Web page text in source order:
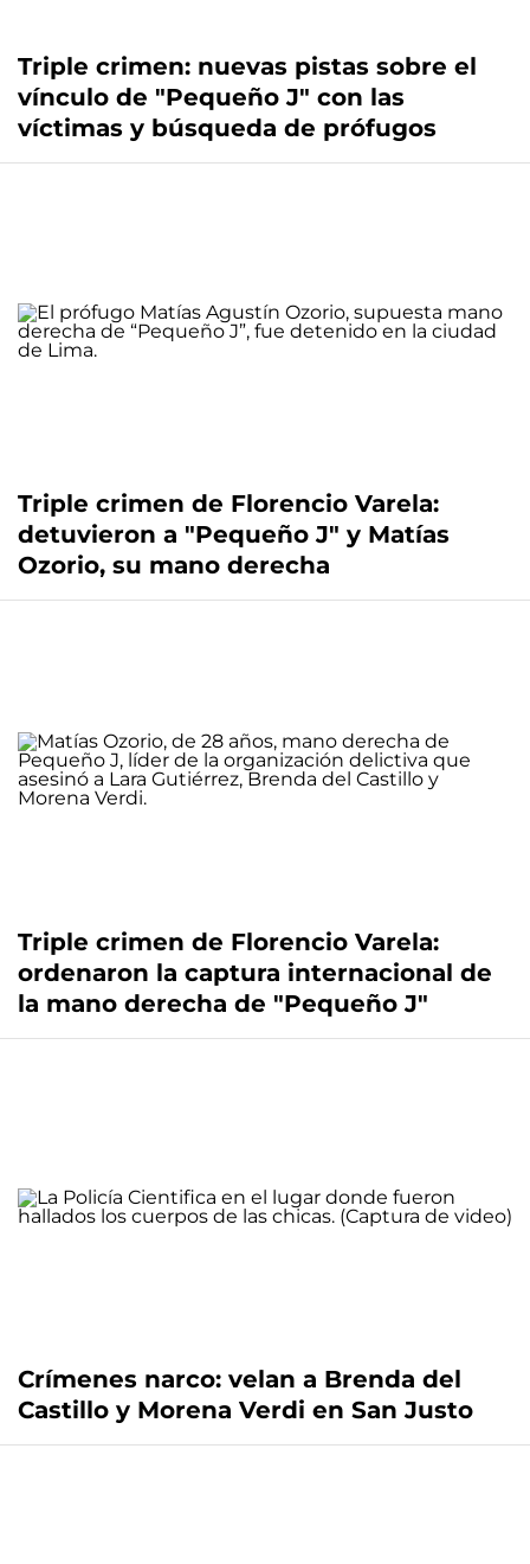
Triple crimen: nuevas pistas sobre el
vínculo de "Pequeño J" con las
víctimas y búsqueda de prófugos
Triple crimen de Florencio Varela:
detuvieron a "Pequeño J" y Matías
Ozorio, su mano derecha
Triple crimen de Florencio Varela:
ordenaron la captura internacional de
la mano derecha de "Pequeño J"
Crímenes narco: velan a Brenda del
Castillo y Morena Verdi en San Justo